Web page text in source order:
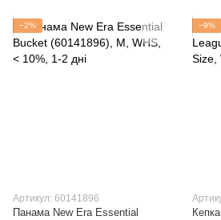
−2%
Артикул: 60141896
Панама New Era Essential
−9%